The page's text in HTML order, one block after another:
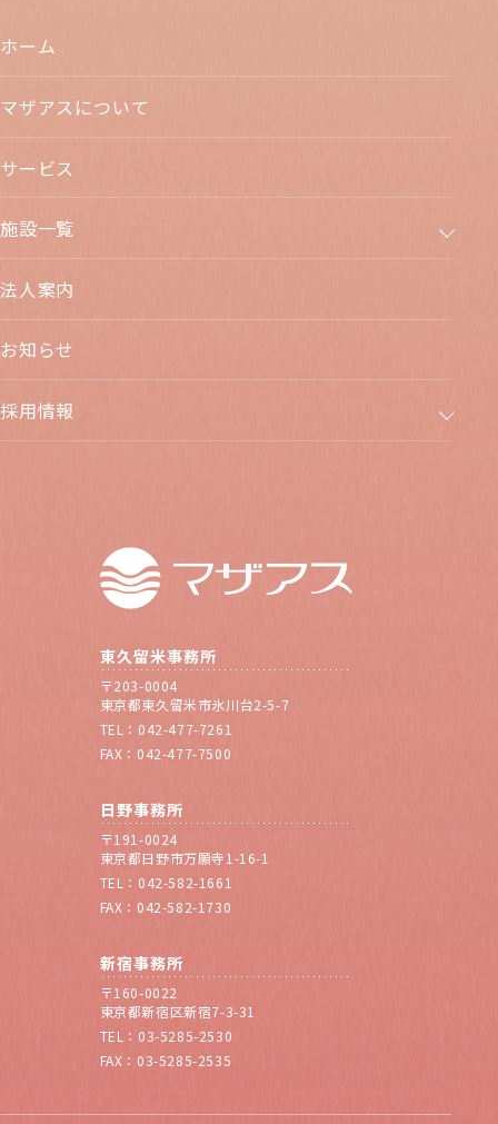
東久留米事務所
〒203-0004
東京都東久留米市氷川台2-5-7
TEL：042-477-7261
FAX：042-477-7500
日野事務所
〒191-0024
東京都日野市万願寺1-16-1
TEL：042-582-1661
FAX：042-582-1730
新宿事務所
〒160-0022
東京都新宿区新宿7-3-31
TEL：03-5285-2530
FAX：03-5285-2535
ホーム
マザアスについて
サービス
施設一覧
法人案内
お知らせ
採用情報